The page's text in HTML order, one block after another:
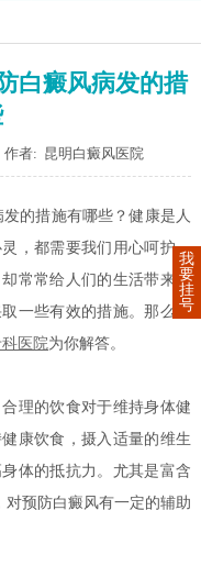
白癜风病发的措
作者: 昆明白癜风医院
发的措施有哪些？健康是人
，都需要我们用心呵护。
常常给人们的生活带来困
一些有效的措施。那么预
医院为你解答。
理的饮食对于维持身体健
康饮食，摄入适量的维生
体的抵抗力。尤其是富含
预防白癜风有一定的辅助
我
要
挂
号